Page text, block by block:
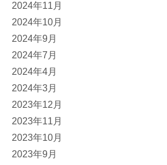
2024年11月
2024年10月
2024年9月
2024年7月
2024年4月
2024年3月
2023年12月
2023年11月
2023年10月
2023年9月